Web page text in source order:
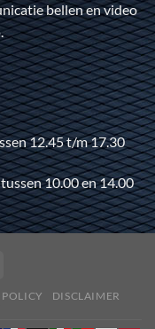
bellen en video
12.45 t/m 17.30
10.00 en 14.00
DISCLAIMER